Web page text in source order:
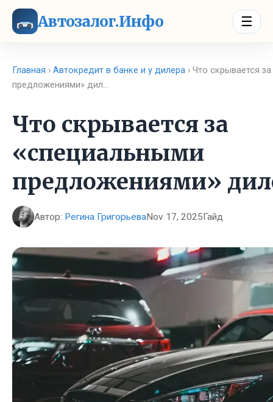
Автозалог.Инфо ☰
Главная › Автокредит в банке и у дилера › Что скрывается
предложениями» дил…
Что скрывается за
«специальными
предложениями»
Автор: Регина ГригорьеваNov 17, 2025Гайд